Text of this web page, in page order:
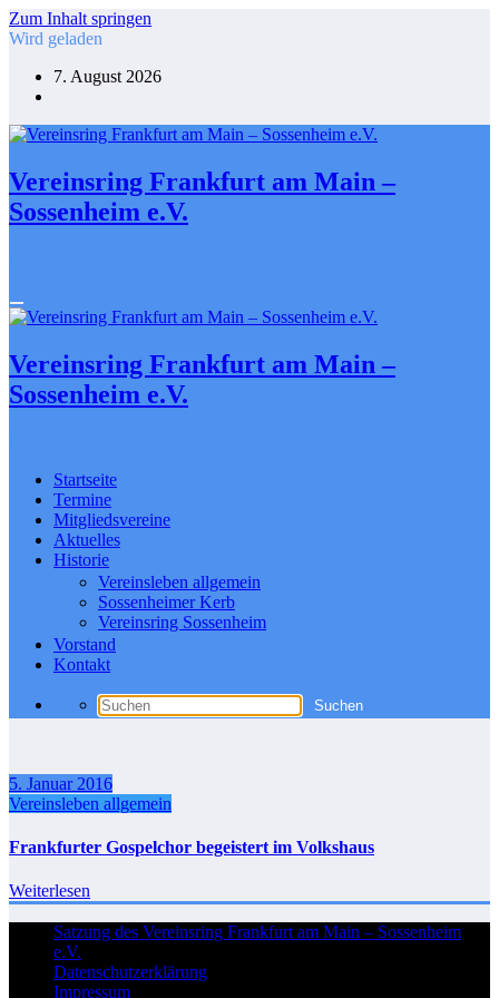
Zum Inhalt springen
Wird geladen
7. August 2026
Vereinsring Frankfurt am Main –
Sossenheim e.V.
Vereinsring Frankfurt am Main –
Sossenheim e.V.
Startseite
Termine
Mitgliedsvereine
Aktuelles
Historie
Vereinsleben allgemein
Sossenheimer Kerb
Vereinsring Sossenheim
Vorstand
Kontakt
5. Januar 2016
Vereinsleben allgemein
Frankfurter Gospelchor begeistert im Volkshaus
Weiterlesen
Satzung des Vereinsring Frankfurt am Main – Sossenheim
e.V.
Datenschutzerklärung
Impressum